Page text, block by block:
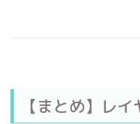
【まとめ】レ